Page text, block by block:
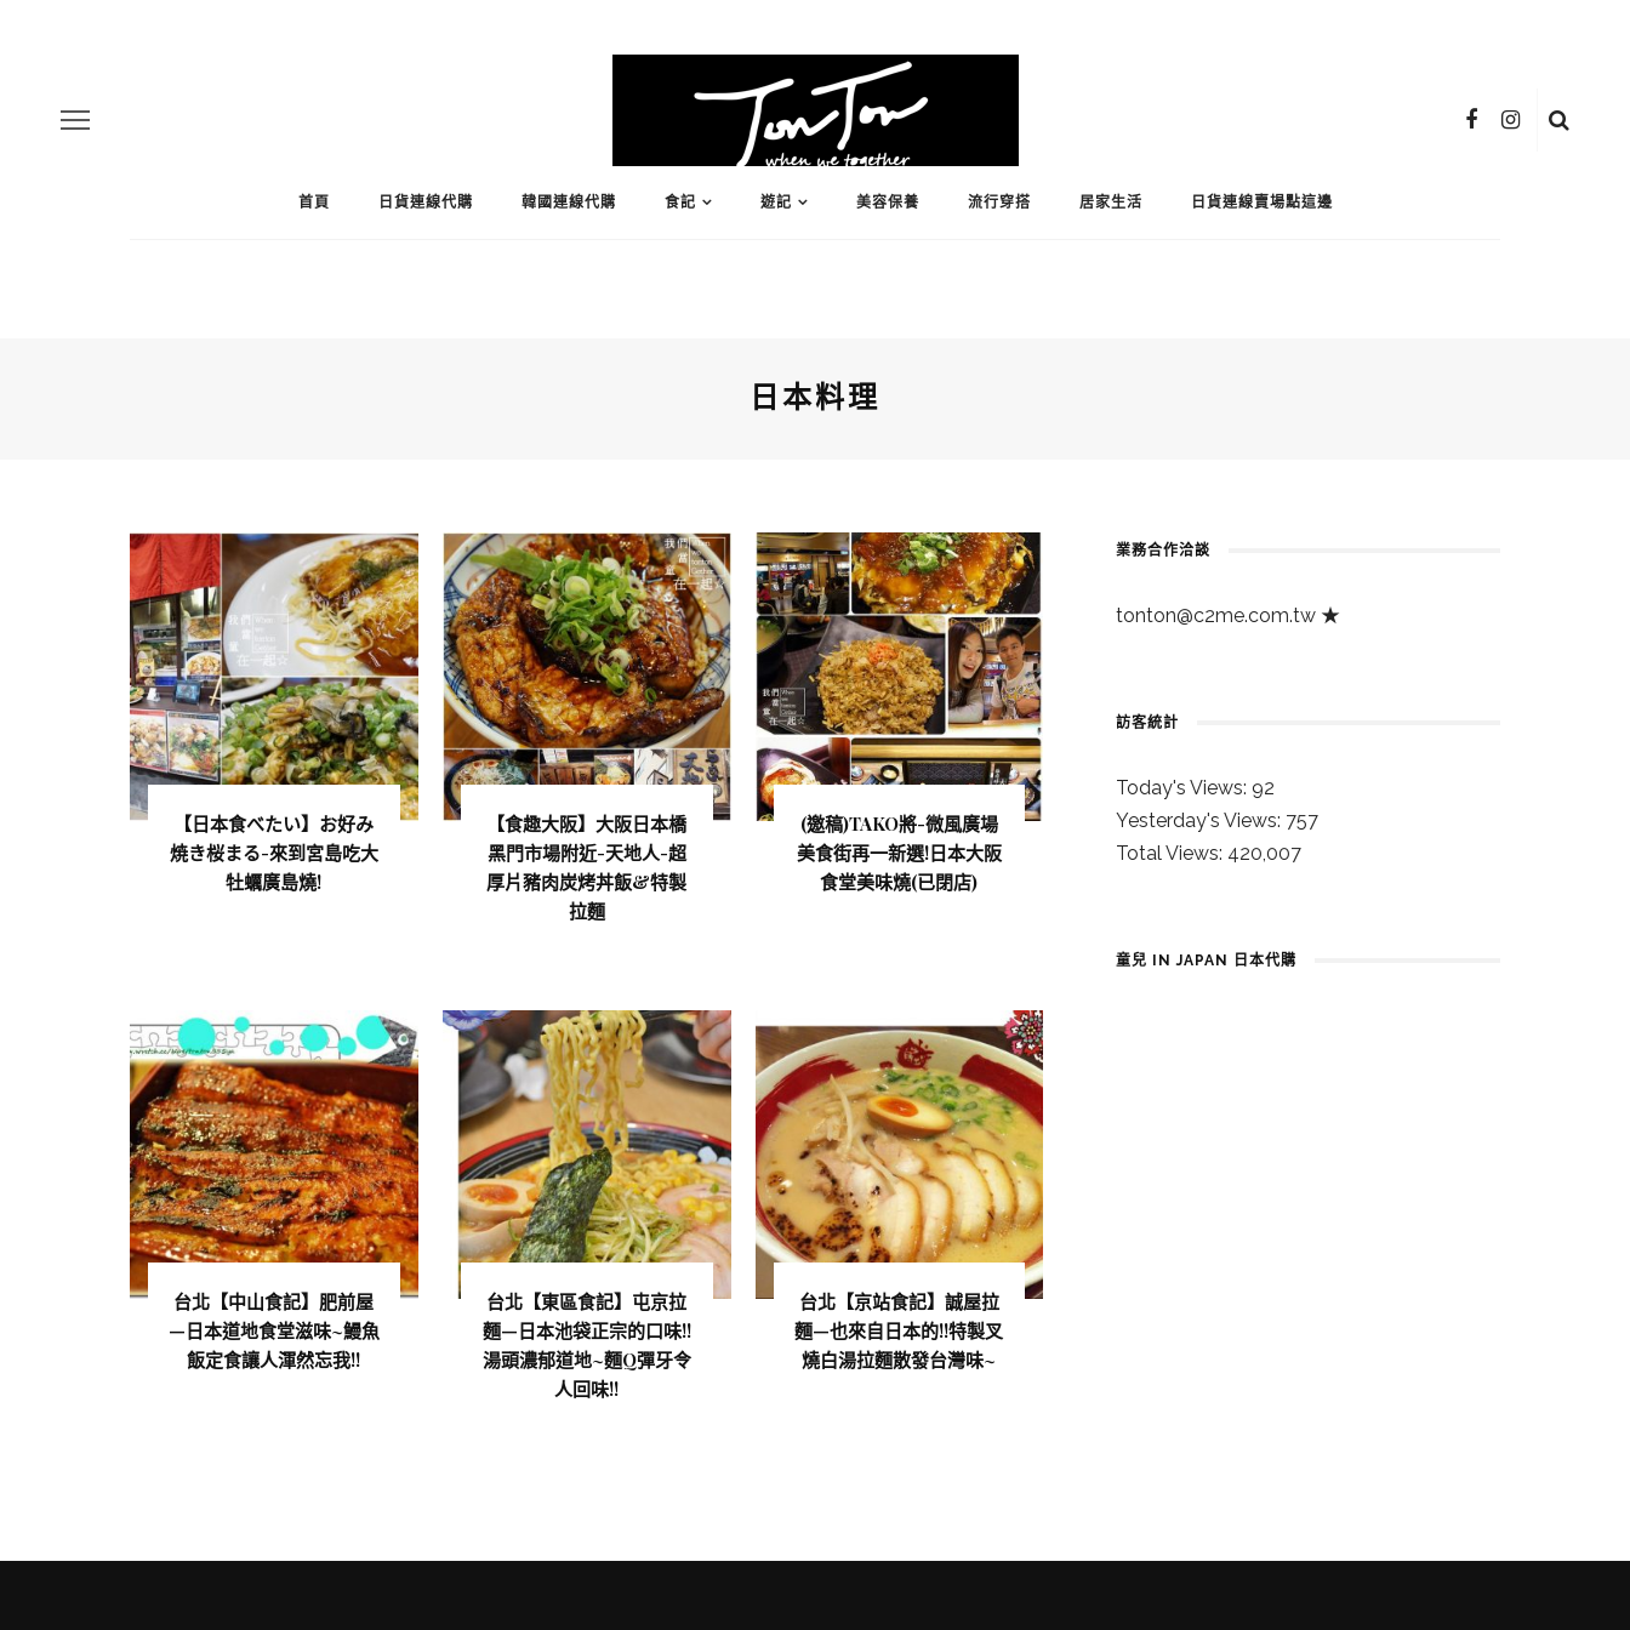
首頁 日貨連線代購 韓國連線代購 食記 遊記 美容保養 流行穿搭 居家生活 日貨連線賣場點這邊
日本料理
【日本食べたい】お好み
焼き桜まる-來到宮島吃大
牡蠣廣島燒!
【食趣大阪】大阪日本橋
黑門市場附近-天地人-超
厚片豬肉炭烤丼飯&特製
拉麵
(邀稿)TAKO將-微風廣場
美食街再一新選!日本大阪
食堂美味燒(已閉店)
台北【中山食記】肥前屋
—日本道地食堂滋味~鰻魚
飯定食讓人渾然忘我!!
台北【東區食記】屯京拉
麵—日本池袋正宗的口味!!
湯頭濃郁道地~麵Q彈牙令
人回味!!
台北【京站食記】誠屋拉
麵—也來自日本的!!特製叉
燒白湯拉麵散發台灣味~
業務合作洽談
tonton@c2me.com.tw ★
訪客統計
Today's Views: 92
Yesterday's Views: 757
Total Views: 420,007
童兒 IN JAPAN 日本代購
童兒的 INSTAGRAM